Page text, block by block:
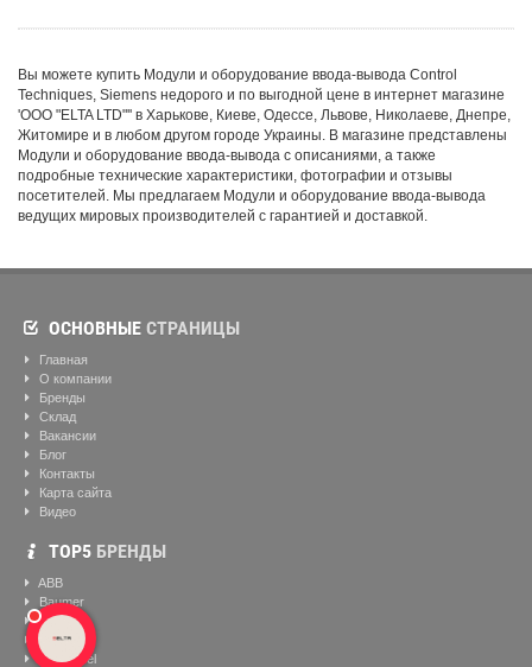
Вы можете купить Модули и оборудование ввода-вывода Control
Techniques, Siemens недорого и по выгодной цене в интернет магазине
'ООО "ELTA LTD"'' в Харькове, Киеве, Одессе, Львове, Николаеве, Днепре,
Житомире и в любом другом городе Украины. В магазине представлены
Модули и оборудование ввода-вывода с описаниями, а также
подробные технические характеристики, фотографии и отзывы
посетителей. Мы предлагаем Модули и оборудование ввода-вывода
ведущих мировых производителей с гарантией и доставкой.
ОСНОВНЫЕ СТРАНИЦЫ
Главная
О компании
Бренды
Склад
Вакансии
Блог
Контакты
Карта сайта
Видео
ТОР5 БРЕНДЫ
ABB
Baumer
Eltra
Siemens
Helukabel